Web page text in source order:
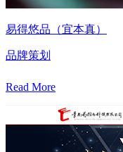
易得悠品（宜本真）
品牌策划
Read More